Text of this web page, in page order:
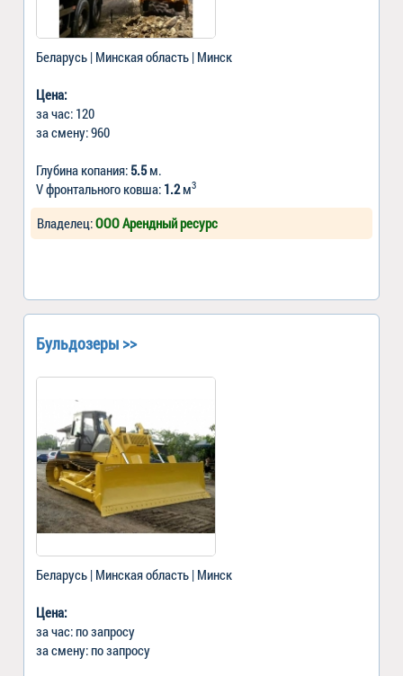
Беларусь | Минская область | Минск
Цена:
за час: 120
за смену: 960
Глубина копания: 5.5м.
V фронтального ковша: 1.2м3
Владелец:ООО Арендный ресурс
Бульдозеры >>
Беларусь | Минская область | Минск
Цена:
за час: по запросу
за смену: по запросу